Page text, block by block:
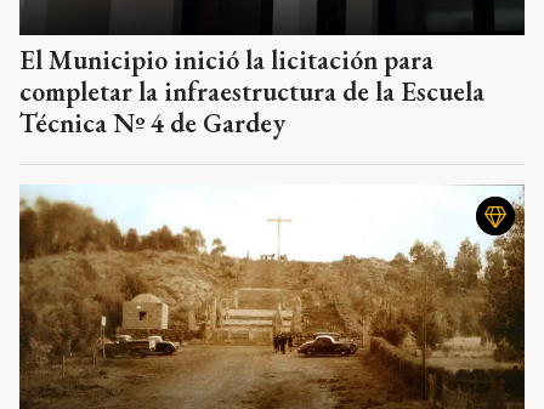
El Municipio inició la licitación para
completar la infraestructura de la Escuela
Técnica Nº 4 de Gardey